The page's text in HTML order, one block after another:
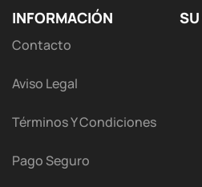
INFORMACIÓN
Contacto
Aviso Legal
Términos Y Condiciones
Pago Seguro